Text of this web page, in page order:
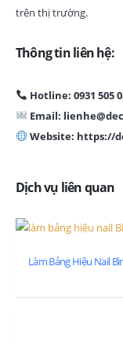
trên thị trường.
Thông tin liên hệ:
Hotline: 0931 505
Email:
Website: https://
Dịch vụ liên quan
Làm Bảng Hiệu Nail